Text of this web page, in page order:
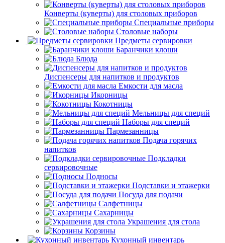
Конверты (куверты) для столовых приборов
Специальные приборы
Столовые наборы
Предметы сервировки
Баранчики клоши
Блюда
Диспенсеры для напитков и продуктов
Емкости для масла
Икорницы
Кокотницы
Мельницы для специй
Наборы для специй
Пармезанницы
Подача горячих
напитков
Подкладки
сервировочные
Подносы
Подставки и этажерки
Посуда для подачи
Салфетницы
Сахарницы
Украшения для стола
Корзины
Кухонный инвентарь